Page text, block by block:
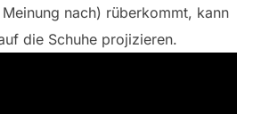
nach) rüberkommt, kann
die Schuhe projizieren.